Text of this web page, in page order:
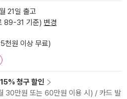
21일 출고
89-31 기준) 변경
천원 이상 무료)
청구 할인
30만원 또는 60만원 이용 시) / 카드 발